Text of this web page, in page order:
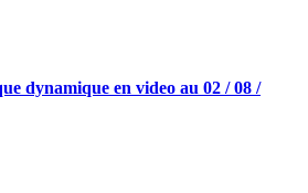
dynamique en video au 02 / 08 /